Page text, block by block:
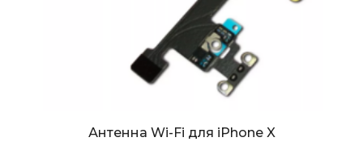
Антенна Wi-Fi для iPhone X